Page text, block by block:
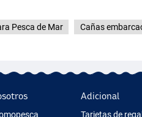
Pesca de Mar Cañas
Adicional
Tarjetas de